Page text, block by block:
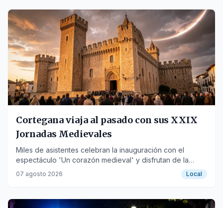
Cortegana viaja al pasado con sus XXIX
Jornadas Medievales
Miles de asistentes celebran la inauguración con el
espectáculo 'Un corazón medieval' y disfrutan de la
temática 'La Captura del Eclipse'.
07 agosto 2026 Local